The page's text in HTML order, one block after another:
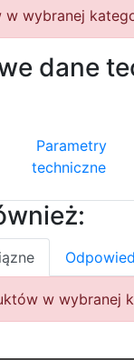
w wybranej
dane
Parametry
techniczne
w wybranej